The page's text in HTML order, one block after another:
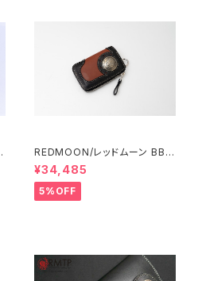
REDMOON/レッドムーン BB-
LZW
¥34,485
5%OFF